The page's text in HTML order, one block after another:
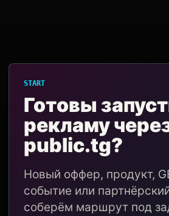
START
Готовы
рекламу
public.tg?
Новый оффер, продукт,
событие или
соберём маршрут под